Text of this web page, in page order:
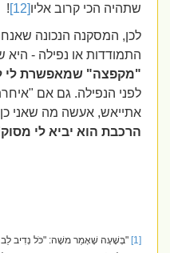
שתהיה הכי קרוב אליו[12]
!
לכן, המסקנה הנכונה
התמודדות או נפילה - היא ש
"מקפצה" שמאפשרת לי
לפני הנפילה. גם אם
אתייאש, אעשה מה שאני כן
הרכבת הוא יביא לי מסוק!
"בְּשָׁעָה שֶׁאָמַר משֶׁה: "כֹּל נְדִיב לֵב